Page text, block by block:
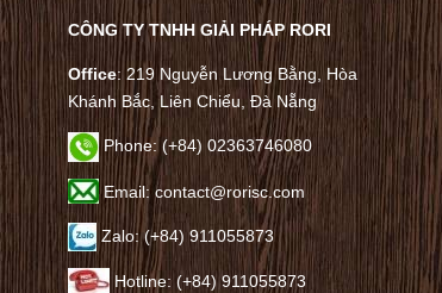
CÔNG TY TNHH GIẢI PHÁP RORI
Office: 219 Nguyễn Lương Bằng, Hòa
Khánh Bắc, Liên Chiểu, Đà Nẵng
Phone: (+84) 02363746080
Email: contact@rorisc.com
Zalo: (+84) 911055873
Hotline: (+84) 911055873